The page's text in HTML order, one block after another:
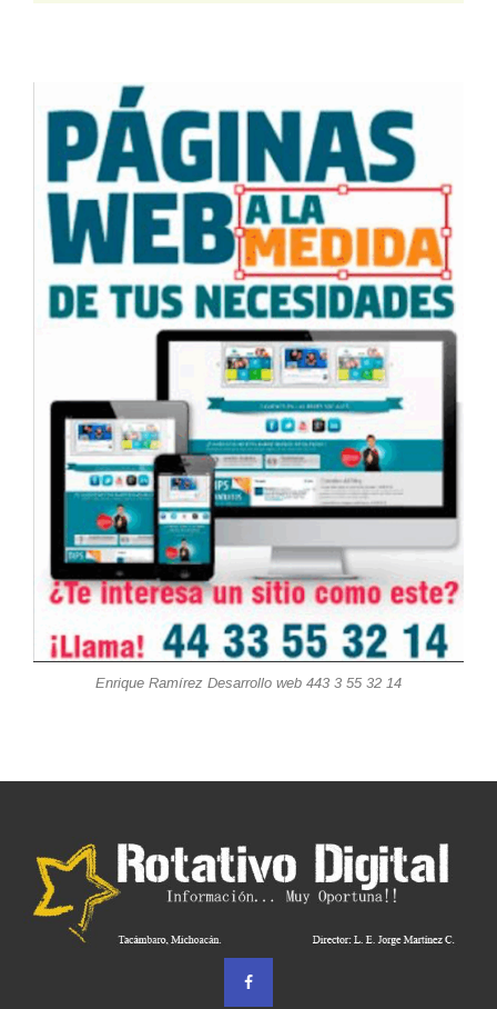
Enrique Ramírez Desarrollo web 443 3 55 32 14